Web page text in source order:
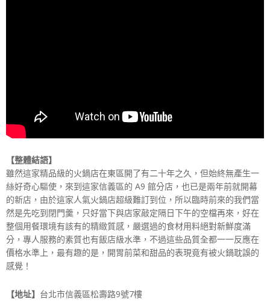
【整體結語】
雖然這家精品級的火鍋店在東區開了有二十年之久，但始終無產生一
絲好奇心驅使，來到這家信義區的 A9 館分店，也已是兩年前就開幕
的新店，由於這家人氣火鍋店超級難訂到位，所以臨時前來的我們當
然是先吃到閉門羹，只好當下與店家敲定隔日下午的空檔再來，好在
整個用餐環境有該有的精緻質感，嚴選過的食材用料絕對新鮮度滿
分，專人服務的素質也有飯店級水準，不過這些品質全都一一反應在
價格水準上，最有趣的是，開胃前菜和甜品的表現竟有被火鍋耽誤的
感覺！
【地址】 台北市信義區松壽路9號7樓